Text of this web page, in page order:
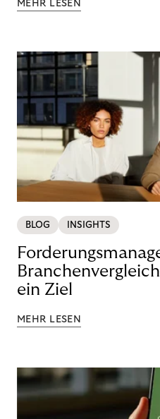
MEHR LESEN
BLOG INSIGHTS
ein Ziel
MEHR LESEN